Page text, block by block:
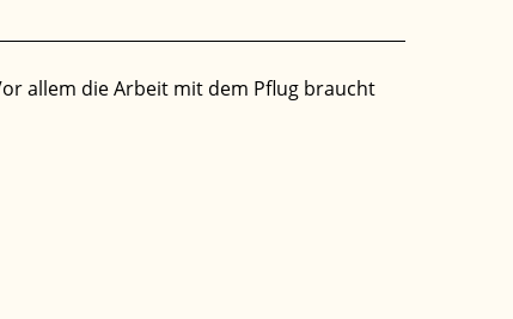
allem die Arbeit mit dem Pflug braucht